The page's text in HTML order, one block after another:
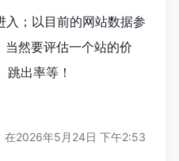
入；以目前的网站数据参
然要评估一个站的价
出率等！
在2026年5月24日 下午2:53